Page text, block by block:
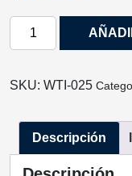
TIRA
CONTINUO
DIGITAL
CAMINATA
5M
SKU: WTI‐025
Descripción